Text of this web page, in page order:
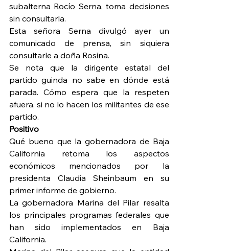
subalterna Rocío Serna, toma decisiones
sin consultarla.
Esta señora Serna divulgó ayer un
comunicado de prensa, sin siquiera
consultarle a doña Rosina.
Se nota que la dirigente estatal del
partido guinda no sabe en dónde está
parada. Cómo espera que la respeten
afuera, si no lo hacen los militantes de ese
partido.
Positivo
Qué bueno que la gobernadora de Baja
California retoma los aspectos
económicos mencionados por la
presidenta Claudia Sheinbaum en su
primer informe de gobierno.
La gobernadora Marina del Pilar resalta
los principales programas federales que
han sido implementados en Baja
California.